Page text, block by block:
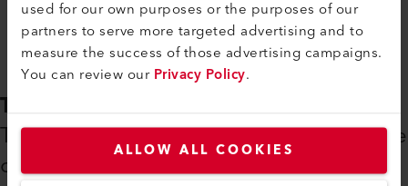
used for our own purposes or the purposes of our
partners to serve more targeted advertising and to
measure the success of those advertising campaigns.
You can review ourPrivacy Policy.
ALLOW ALL COOKIES
TÉLÉCHARGEMENTS
Tout ce dont vous avez besoin à portée
de main